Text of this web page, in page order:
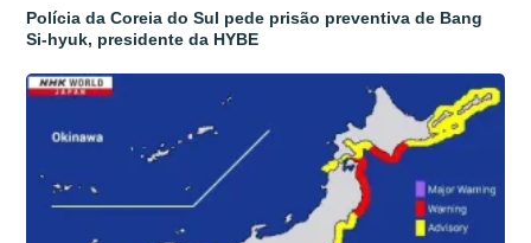
Polícia da Coreia do Sul pede prisão preventiva de Bang
Si-hyuk, presidente da HYBE